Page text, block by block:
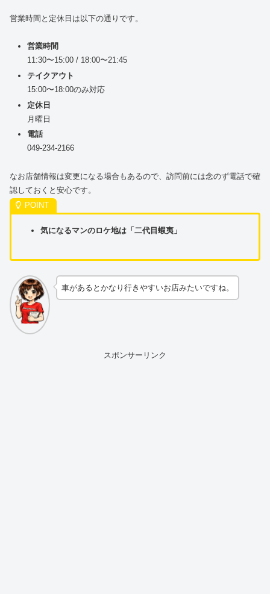
営業時間と定休日は以下の通りです。
営業時間
11:30〜15:00 / 18:00〜21:45
テイクアウト
15:00〜18:00のみ対応
定休日
月曜日
電話
049-234-2166
なお店舗情報は変更になる場合もあるので、訪問前には念のず電話で確
認しておくと安心です。
気になるマンのロケ地は「二代目蝦夷」
車があるとかなり行きやすいお店みたいですね。
スポンサーリンク